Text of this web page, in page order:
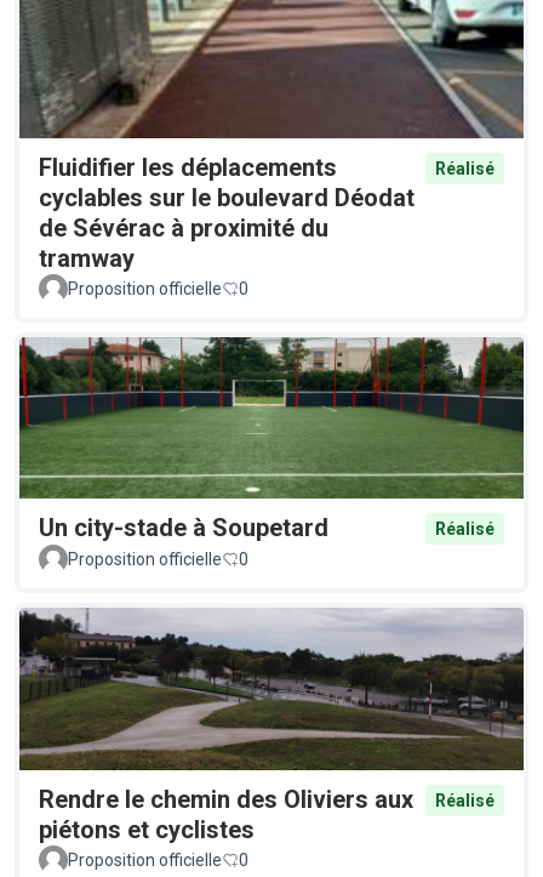
Fluidifier les déplacements
cyclables sur le boulevard Déodat
de Sévérac à proximité du
tramway
Réalisé
Proposition officielle 0
Un city-stade à Soupetard
Réalisé
Proposition officielle
0
Rendre le chemin des Oliviers aux
piétons et cyclistes
Réalisé
Proposition officielle 0